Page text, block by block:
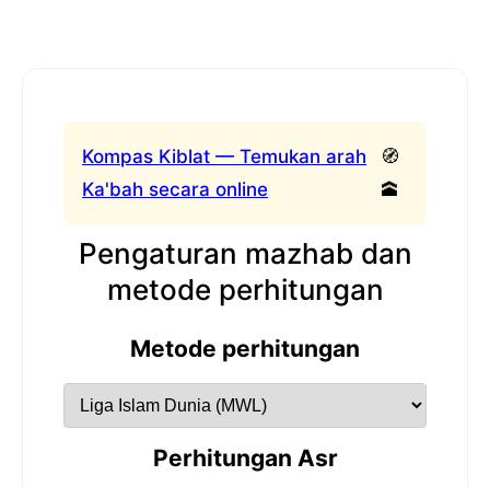
Kompas Kiblat — Temukan arah
Ka'bah secara online
🧭
🕋
Pengaturan mazhab dan
metode perhitungan
Metode perhitungan
Perhitungan Asr